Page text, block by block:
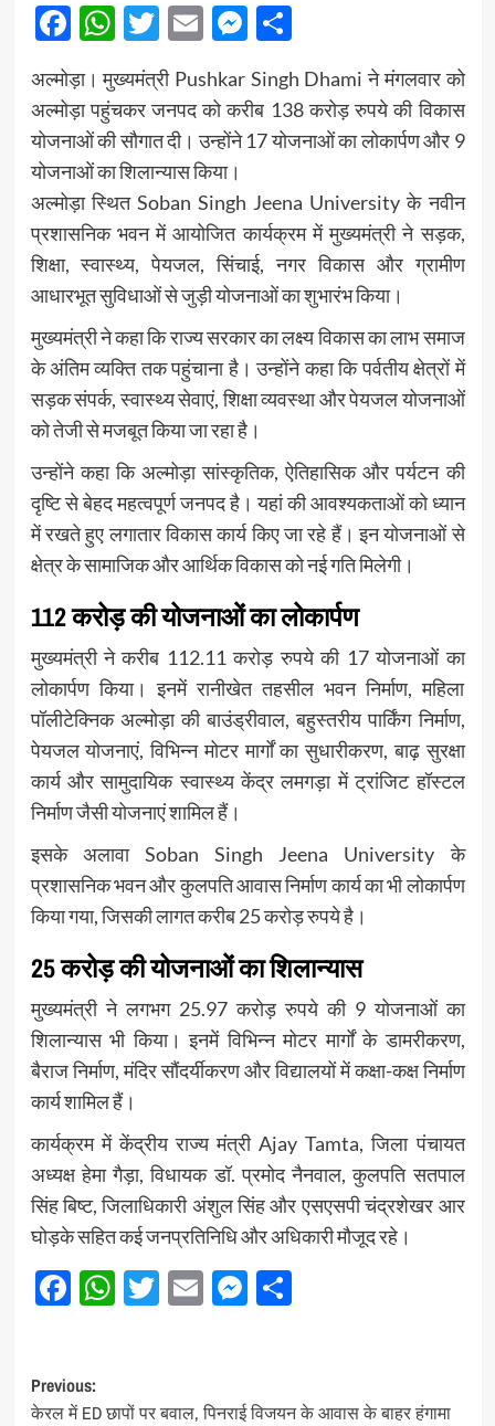
Facebook
WhatsApp
Twitter
EmailMessenger
Share
अल्मोड़ा। मुख्यमंत्री Pushkar Singh Dhami ने मंगलवार को
अल्मोड़ा पहुंचकर जनपद को करीब 138 करोड़ रुपये की विकास
योजनाओं की सौगात दी। उन्होंने 17 योजनाओं का लोकार्पण और 9
योजनाओं का शिलान्यास किया।
अल्मोड़ा स्थित Soban Singh Jeena University के नवीन
प्रशासनिक भवन में आयोजित कार्यक्रम में मुख्यमंत्री ने सड़क,
शिक्षा, स्वास्थ्य, पेयजल, सिंचाई, नगर विकास और ग्रामीण
आधारभूत सुविधाओं से जुड़ी योजनाओं का शुभारंभ किया।
मुख्यमंत्री ने कहा कि राज्य सरकार का लक्ष्य विकास का लाभ समाज
के अंतिम व्यक्ति तक पहुंचाना है। उन्होंने कहा कि पर्वतीय क्षेत्रों में
सड़क संपर्क, स्वास्थ्य सेवाएं, शिक्षा व्यवस्था और पेयजल योजनाओं
को तेजी से मजबूत किया जा रहा है।
उन्होंने कहा कि अल्मोड़ा सांस्कृतिक, ऐतिहासिक और पर्यटन की
दृष्टि से बेहद महत्वपूर्ण जनपद है। यहां की आवश्यकताओं को ध्यान
में रखते हुए लगातार विकास कार्य किए जा रहे हैं। इन योजनाओं से
क्षेत्र के सामाजिक और आर्थिक विकास को नई गति मिलेगी।
112 करोड़ की योजनाओं का लोकार्पण
मुख्यमंत्री ने करीब 112.11 करोड़ रुपये की 17 योजनाओं का
लोकार्पण किया। इनमें रानीखेत तहसील भवन निर्माण, महिला
पॉलीटेक्निक अल्मोड़ा की बाउंड्रीवाल, बहुस्तरीय पार्किंग निर्माण,
पेयजल योजनाएं, विभिन्न मोटर मार्गों का सुधारीकरण, बाढ़ सुरक्षा
कार्य और सामुदायिक स्वास्थ्य केंद्र लमगड़ा में ट्रांजिट हॉस्टल
निर्माण जैसी योजनाएं शामिल हैं।
इसके अलावा Soban Singh Jeena University के
प्रशासनिक भवन और कुलपति आवास निर्माण कार्य का भी लोकार्पण
किया गया, जिसकी लागत करीब 25 करोड़ रुपये है।
25 करोड़ की योजनाओं का शिलान्यास
मुख्यमंत्री ने लगभग 25.97 करोड़ रुपये की 9 योजनाओं का
शिलान्यास भी किया। इनमें विभिन्न मोटर मार्गों के डामरीकरण,
बैराज निर्माण, मंदिर सौंदर्यीकरण और विद्यालयों में कक्षा-कक्ष निर्माण
कार्य शामिल हैं।
कार्यक्रम में केंद्रीय राज्य मंत्रीAjay Tamta, जिला पंचायत
अध्यक्ष हेमा गैड़ा, विधायक डॉ. प्रमोद नैनवाल, कुलपति सतपाल
सिंह बिष्ट, जिलाधिकारी अंशुल सिंह और एसएसपी चंद्रशेखर आर
घोड़के सहित कई जनप्रतिनिधि और अधिकारी मौजूद रहे।
Facebook
WhatsApp
Twitter
EmailMessenger
Share
Post
Previous:
केरल में ED छापों पर बवाल, पिनराई विजयन के आवास के बाहर हंगामा